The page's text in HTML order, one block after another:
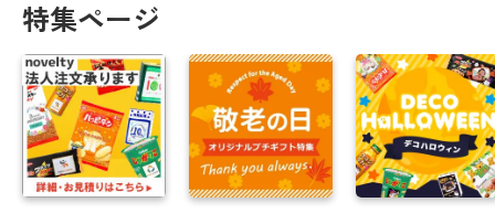
特集ページ